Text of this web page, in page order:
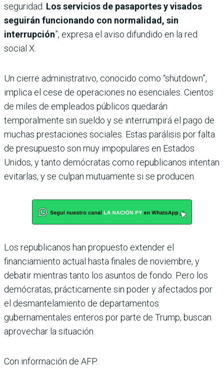
seguridad. Los servicios de pasaportes y visados
seguirán funcionando con normalidad, sin
interrupción”, expresa el aviso difundido en la red
social X.
Un cierre administrativo, conocido como “shutdown”,
implica el cese de operaciones no esenciales. Cientos
de miles de empleados públicos quedarán
temporalmente sin sueldo y se interrumpirá el pago de
muchas prestaciones sociales. Estas parálisis por falta
de presupuesto son muy impopulares en Estados
Unidos, y tanto demócratas como republicanos intentan
evitarlas, y se culpan mutuamente si se producen.
Los republicanos han propuesto extender el
financiamiento actual hasta finales de noviembre, y
debatir mientras tanto los asuntos de fondo. Pero los
demócratas, prácticamente sin poder y afectados por
el desmantelamiento de departamentos
gubernamentales enteros por parte de Trump, buscan
aprovechar la situación.
Con información de AFP.